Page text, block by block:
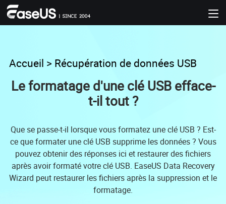
Accueil > Récupération de données USB
Le formatage d'une clé USB efface-
t-il tout ?
Que se passe-t-il lorsque vous formatez une clé USB ? Est-
ce que formater une clé USB supprime les données ? Vous
pouvez obtenir des réponses ici et restaurer des fichiers
après avoir formaté votre clé USB. EaseUS Data Recovery
Wizard peut restaurer les fichiers après la suppression et le
formatage.